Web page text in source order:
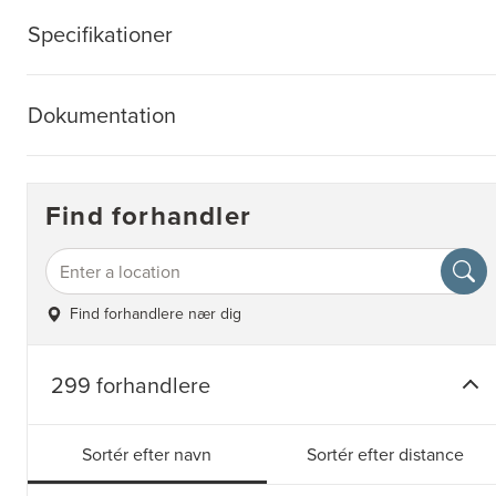
Specifikationer
Dokumentation
Find forhandler
Find forhandlere nær dig
299 forhandlere
Sortér efter navn Sortér efter distance